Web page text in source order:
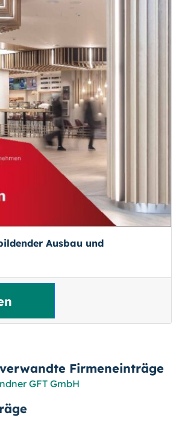
Ausbau und
Firmeneinträge
GFT GmbH